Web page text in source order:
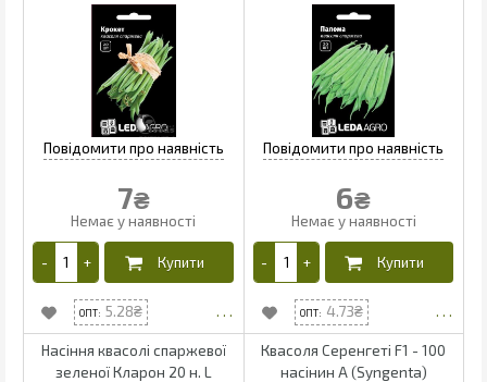
7₴
5.28
6₴
4.73
Насіння квасолі спаржевої
зеленої Кларон 20 н. L
Квасоля Серенгеті F1 - 100
насінин А (Syngenta)